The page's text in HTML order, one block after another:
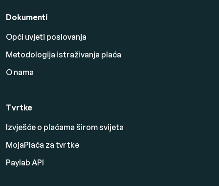
Dokumenti
Opći uvjeti poslovanja
Metodologija istraživanja plaća
O nama
Tvrtke
Izvješće o plaćama širom svijeta
MojaPlaća za tvrtke
Paylab API